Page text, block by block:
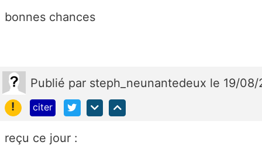
bonnes chances
Publié par steph_neunantedeux le 19/08/
!
citer
reçu ce jour :